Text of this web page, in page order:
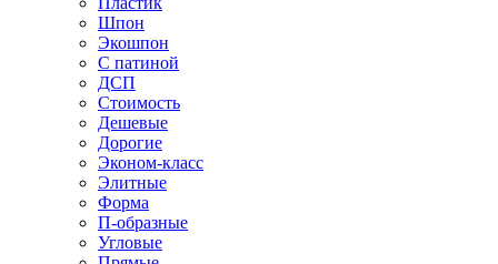
Шпон
Экошпон
С патиной
ДСП
Стоимость
Дешевые
Дорогие
Эконом-класс
Элитные
Форма
П-образные
Угловые